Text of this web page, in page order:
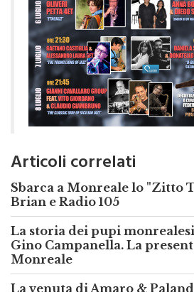
Articoli correlati
Sbarca a Monreale lo "Zitto
Brian e Radio 105
La storia dei pupi
Gino Campanella. La
Monreale